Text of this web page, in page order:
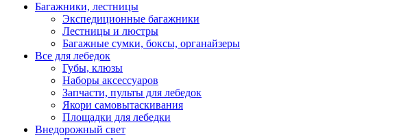
Багажники, лестницы
Экспедиционные багажники
Лестницы и люстры
Багажные сумки, боксы, органайзеры
Все для лебедок
Губы, клюзы
Наборы аксессуаров
Запчасти, пульты для лебедок
Якори самовытаскивания
Площадки для лебедки
Внедорожный свет